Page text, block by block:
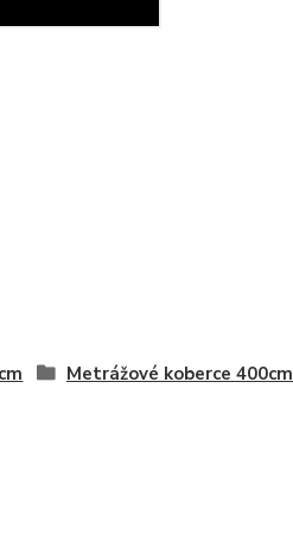
Metrážové koberce 400cm